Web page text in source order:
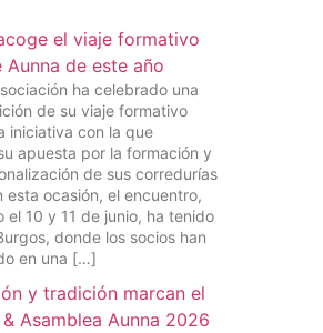
el viaje formativo
Aunna de este año
ha celebrado una
de su viaje formativo
iniciativa con la que
apuesta por la formación y
de sus corredurías
esta ocasión, el encuentro,
el 10 y 11 de junio, ha tenido
donde los socios han
en una […]
y tradición marcan el
Asamblea Aunna 2026